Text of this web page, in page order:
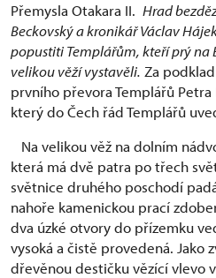
Přemysla Otakara II. Hrad
Beckovský a kronikář Václav
popustiti Templářům, kteří prý na
velikou věží vystavěli. Za
prvního převora Templářů Petra
který do Čech řád Templářů
Na velikou věž na dolním
která má dvě patra po třech
světnice druhého poschodí
nahoře kamenickou prací
dva úzké otvory do přízemku
vysoká a čistě provedená. Jako
dřevěnou destičku vězící vlevo